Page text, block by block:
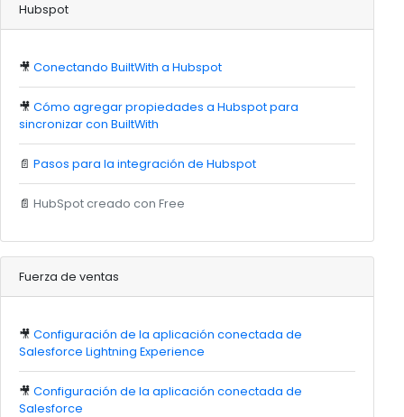
Hubspot
🎥 Conectando BuiltWith a Hubspot
🎥 Cómo agregar propiedades a Hubspot para
sincronizar con BuiltWith
📄 Pasos para la integración de Hubspot
📄 HubSpot creado con Free
Fuerza de ventas
🎥 Configuración de la aplicación conectada de
Salesforce Lightning Experience
🎥 Configuración de la aplicación conectada de
Salesforce